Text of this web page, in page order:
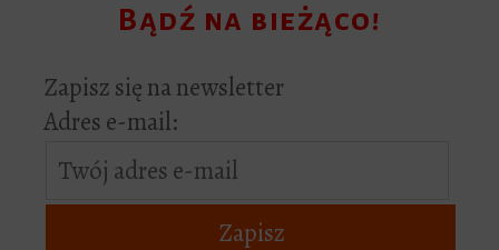
Bądź na bieżąco!
Zapisz się na newsletter
Adres e-mail: